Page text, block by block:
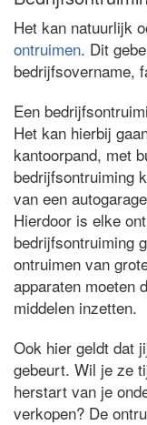
Het kan natuurlijk
ontruimen. Dit
bedrijfsovername,
Een
Het kan hierbij
kantoorpand, met
bedrijfsontruiming
van een
Hierdoor is elke
bedrijfsontruiming
ontruimen van
apparaten moeten
middelen inzetten.
Ook hier geldt dat
gebeurt. Wil je ze
herstart van je
verkopen? De